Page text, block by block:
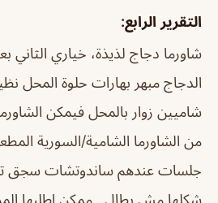
التقرير الرابع:
شاورما دجاج لذيذة، خياري الثاني
الدجاج مبهر بهارات حلوة المحل
شاميين زوار بالمحل فيمكن
من الشاورما الشامية/السورية
جلسات عندهم ساندوتشات سجق
شكلها مش بطال…ممكن اطلبها